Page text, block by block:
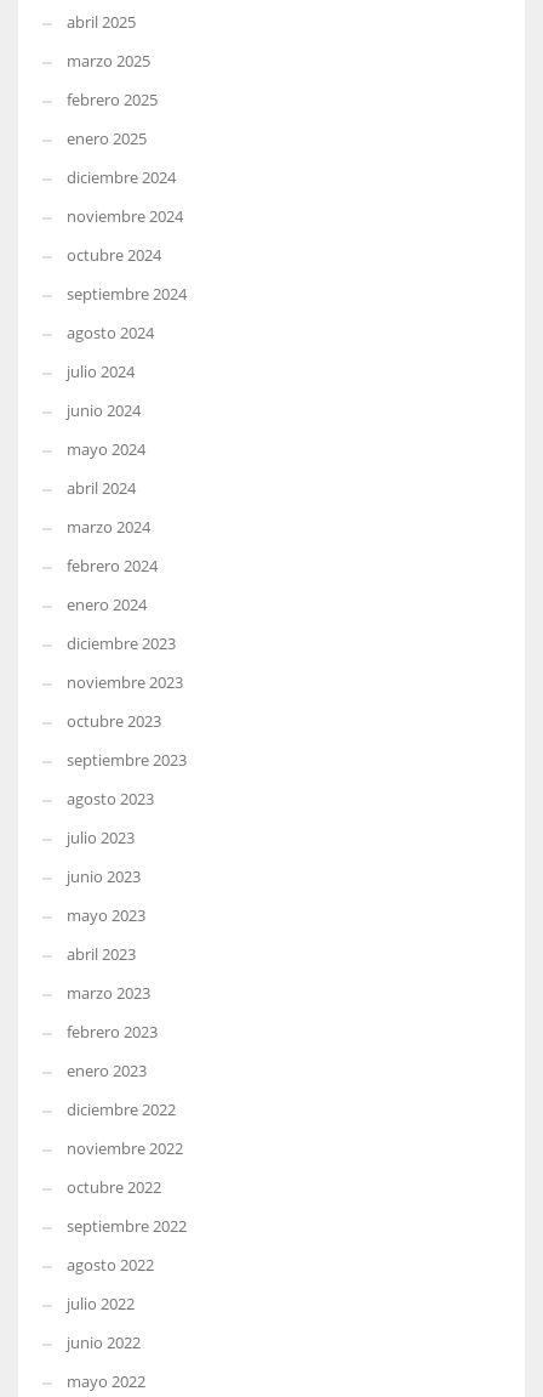
abril 2025
marzo 2025
febrero 2025
enero 2025
diciembre 2024
noviembre 2024
octubre 2024
septiembre 2024
agosto 2024
julio 2024
junio 2024
mayo 2024
abril 2024
marzo 2024
febrero 2024
enero 2024
diciembre 2023
noviembre 2023
octubre 2023
septiembre 2023
agosto 2023
julio 2023
junio 2023
mayo 2023
abril 2023
marzo 2023
febrero 2023
enero 2023
diciembre 2022
noviembre 2022
octubre 2022
septiembre 2022
agosto 2022
julio 2022
junio 2022
mayo 2022